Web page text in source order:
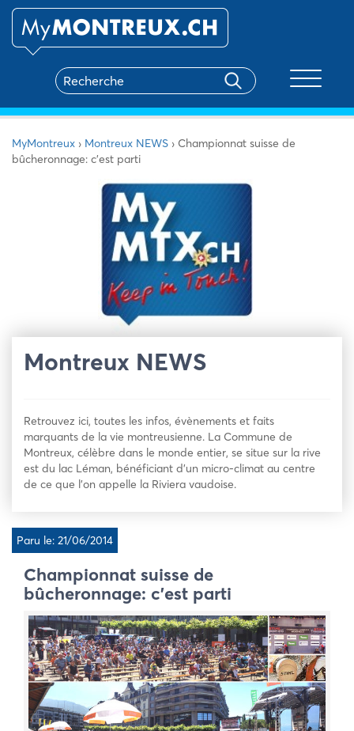
MyMontreux › Montreux NEWS › Championnat suisse de
bûcheronnage: c’est parti
Montreux NEWS
Retrouvez ici, toutes les infos, évènements et faits
marquants de la vie montreusienne. La Commune de
Montreux, célèbre dans le monde entier, se situe sur la rive
est du lac Léman, bénéficiant d’un micro-climat au centre
de ce que l’on appelle la Riviera vaudoise.
Paru le: 21/06/2014
Championnat suisse de
bûcheronnage: c’est parti